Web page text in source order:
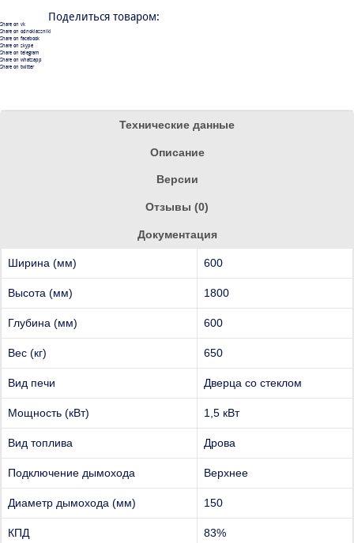
Поделиться товаром:
Share on vk
Share on odnoklassniki
Share on facebook
Share on skype
Share on telegram
Share on whatsapp
Share on twitter
Технические данные
Описание
Версии
Отзывы (0)
Документация
Ширина (мм) 600
Высота (мм) 1800
Глубина (мм) 600
Вес (кг) 650
Вид печи Дверца со стеклом
Мощность (кВт) 1,5 кВт
Вид топлива Дрова
Подключение дымохода Верхнее
Диаметр дымохода (мм) 150
КПД 83%